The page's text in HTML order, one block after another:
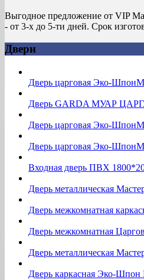
Выгодное предложение от VIP
- от 3-х до 5-ти дней. Срок
Двери
Дверь царговая Эко-
Дверь GARDA МУАР
Дверь царговая Эко-
Дверь царговая Эко-
Входная дверь ПВХ
Дверь металлическая
Дверь межкомнатная
Дверь межкомнатная
Дверь металлическая
Дверь каркасная Эко-Шпон